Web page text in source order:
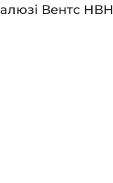
Вентс НВН